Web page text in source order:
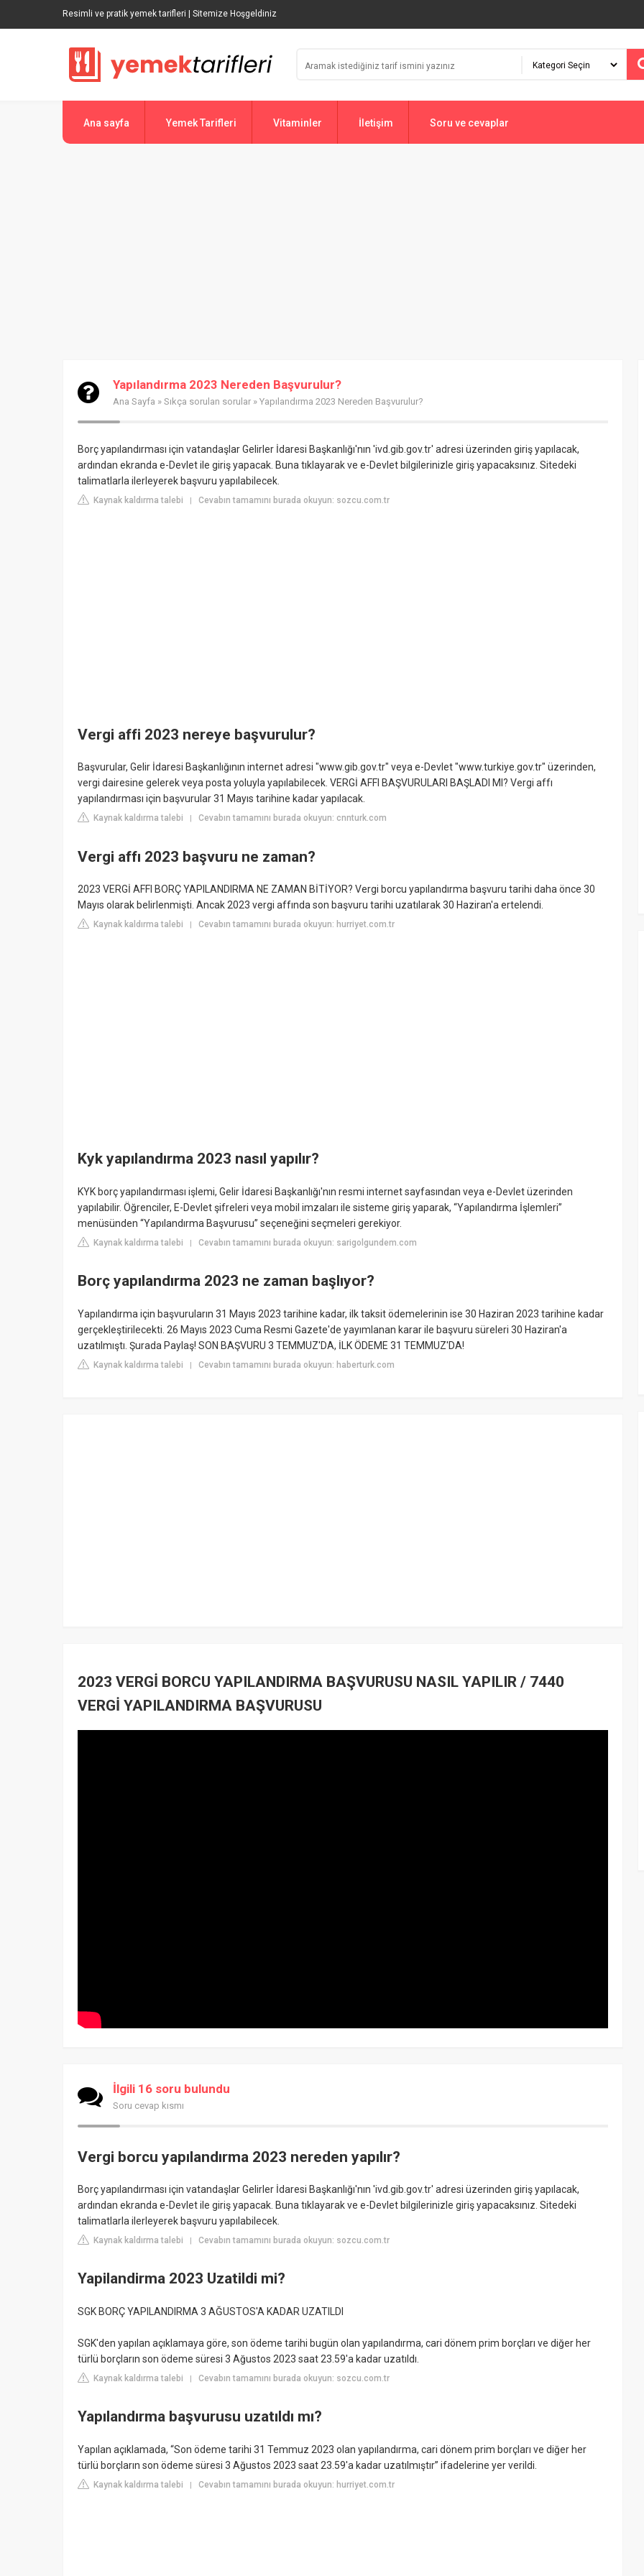
Resimli ve pratik yemek tarifleri | Sitemize Hoşgeldiniz
Ana sayfa Yemek Tarifleri Vitaminler İletişim Soru ve cevaplar
Yapılandırma 2023 Nereden Başvurulur?
Ana Sayfa » Sıkça sorulan sorular » Yapılandırma 2023 Nereden Başvurulur?
Borç yapılandırması için vatandaşlar Gelirler İdaresi Başkanlığı'nın 'ivd.gib.gov.tr' adresi üzerinden giriş yapılacak,
ardından ekranda e-Devlet ile giriş yapacak. Buna tıklayarak ve e-Devlet bilgilerinizle giriş yapacaksınız. Sitedeki
talimatlarla ilerleyerek başvuru yapılabilecek.
Kaynak kaldırma talebi | Cevabın tamamını burada okuyun: sozcu.com.tr
Vergi affi 2023 nereye başvurulur?
Başvurular, Gelir İdaresi Başkanlığının internet adresi "www.gib.gov.tr" veya e-Devlet "www.turkiye.gov.tr" üzerinden,
vergi dairesine gelerek veya posta yoluyla yapılabilecek. VERGİ AFFI BAŞVURULARI BAŞLADI MI? Vergi affı
yapılandırması için başvurular 31 Mayıs tarihine kadar yapılacak.
Kaynak kaldırma talebi Cevabın tamamını burada okuyun: cnnturk.com
Vergi affı 2023 başvuru ne zaman?
2023 VERGİ AFFI BORÇ YAPILANDIRMA NE ZAMAN BİTİYOR? Vergi borcu yapılandırma başvuru tarihi daha önce 30
Mayıs olarak belirlenmişti. Ancak 2023 vergi affında son başvuru tarihi uzatılarak 30 Haziran'a ertelendi.
Kaynak kaldırma talebi Cevabın tamamını burada okuyun: hurriyet.com.tr
Kyk yapılandırma 2023 nasıl yapılır?
KYK borç yapılandırması işlemi, Gelir İdaresi Başkanlığı'nın resmi internet sayfasından veya e-Devlet üzerinden
yapılabilir. Öğrenciler, E-Devlet şifreleri veya mobil imzaları ile sisteme giriş yaparak, “Yapılandırma İşlemleri”
menüsünden “Yapılandırma Başvurusu” seçeneğini seçmeleri gerekiyor.
Kaynak kaldırma talebi | Cevabın tamamını burada okuyun: sarigolgundem.com
Borç yapılandırma 2023 ne zaman başlıyor?
Yapılandırma için başvuruların 31 Mayıs 2023 tarihine kadar, ilk taksit ödemelerinin ise 30 Haziran 2023 tarihine kadar
gerçekleştirilecekti. 26 Mayıs 2023 Cuma Resmi Gazete'de yayımlanan karar ile başvuru süreleri 30 Haziran'a
uzatılmıştı. Şurada Paylaş! SON BAŞVURU 3 TEMMUZ'DA, İLK ÖDEME 31 TEMMUZ'DA!
Kaynak kaldırma talebi | Cevabın tamamını burada okuyun: haberturk.com
2023 VERGİ BORCU YAPILANDIRMA BAŞVURUSU NASIL YAPILIR / 7440
VERGİ YAPILANDIRMA BAŞVURUSU
İlgili 16 soru bulundu
Soru cevap kısmı
Vergi borcu yapılandırma 2023 nereden yapılır?
Borç yapılandırması için vatandaşlar Gelirler İdaresi Başkanlığı'nın 'ivd.gib.gov.tr' adresi üzerinden giriş yapılacak,
ardından ekranda e-Devlet ile giriş yapacak. Buna tıklayarak ve e-Devlet bilgilerinizle giriş yapacaksınız. Sitedeki
talimatlarla ilerleyerek başvuru yapılabilecek.
Kaynak kaldırma talebi | Cevabın tamamını burada okuyun: sozcu.com.tr
Yapilandirma 2023 Uzatildi mi?
SGK BORÇ YAPILANDIRMA 3 AĞUSTOS'A KADAR UZATILDI
SGK'den yapılan açıklamaya göre, son ödeme tarihi bugün olan yapılandırma, cari dönem prim borçları ve diğer her
türlü borçların son ödeme süresi 3 Ağustos 2023 saat 23.59'a kadar uzatıldı.
Kaynak kaldırma talebi | Cevabın tamamını burada okuyun: sozcu.com.tr
Yapılandırma başvurusu uzatıldı mı?
Yapılan açıklamada, “Son ödeme tarihi 31 Temmuz 2023 olan yapılandırma, cari dönem prim borçları ve diğer her
türlü borçların son ödeme süresi 3 Ağustos 2023 saat 23.59'a kadar uzatılmıştır” ifadelerine yer verildi.
Kaynak kaldırma talebi | Cevabın tamamını burada okuyun: hurriyet.com.tr